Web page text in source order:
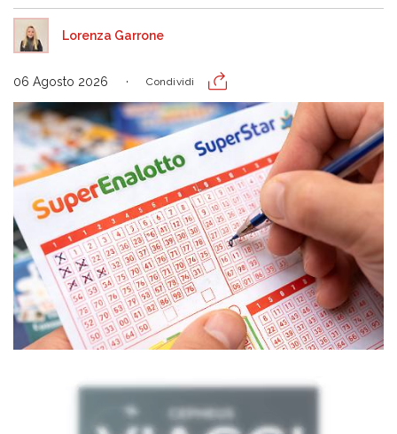
Lorenza Garrone
06 Agosto 2026 Condividi